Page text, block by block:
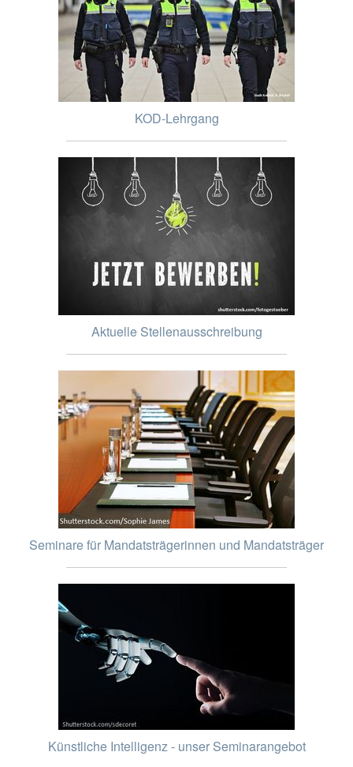
KOD-Lehrgang
Aktuelle Stellenausschreibung
Seminare für Mandatsträgerinnen und Mandatsträger
Künstliche Intelligenz - unser Seminarangebot